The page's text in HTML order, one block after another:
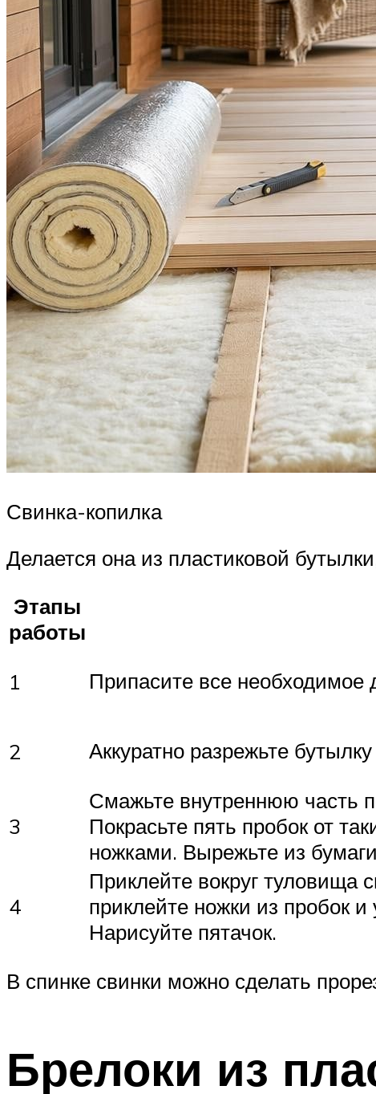
Свинка-копилка
Делается она из пластиковой
Этапы
работы
1 Припасите все необходимое
2 Аккуратно разрежьте
3
Смажьте внутреннюю часть
Покрасьте пять пробок от
ножками. Вырежьте из
4
Приклейте вокруг туловища
приклейте ножки из пробок
Нарисуйте пятачок.
В спинке свинки можно сделать
Брелоки из